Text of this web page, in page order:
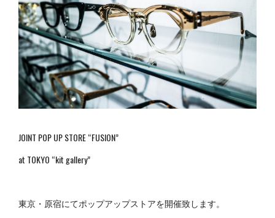
JOINT POP UP STORE “FUSION”
at TOKYO “kit gallery”
東京・原宿にてポップアップストアを開催致します。